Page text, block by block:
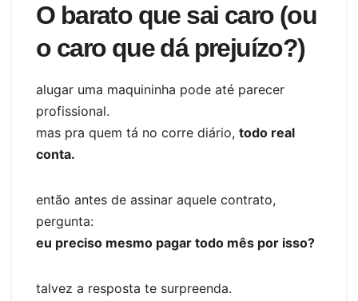
O barato que sai caro (ou
o caro que dá prejuízo?)
alugar uma maquininha pode até parecer
profissional.
mas pra quem tá no corre diário, todo real
conta.
então antes de assinar aquele contrato,
pergunta:
eu preciso mesmo pagar todo mês por isso?
talvez a resposta te surpreenda.